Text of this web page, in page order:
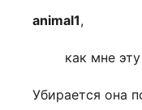
animal1,
как мне
Убирается она